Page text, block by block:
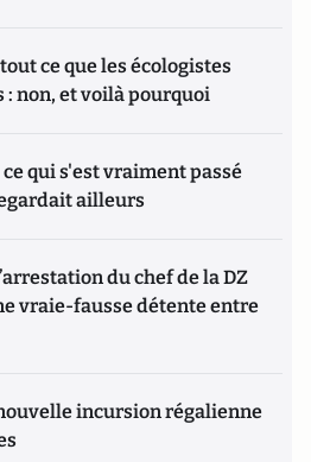
ce que les écologistes
: non, et voilà pourquoi
qui s'est vraiment passé
ailleurs
du chef de la DZ
vraie-fausse détente entre
incursion régalienne